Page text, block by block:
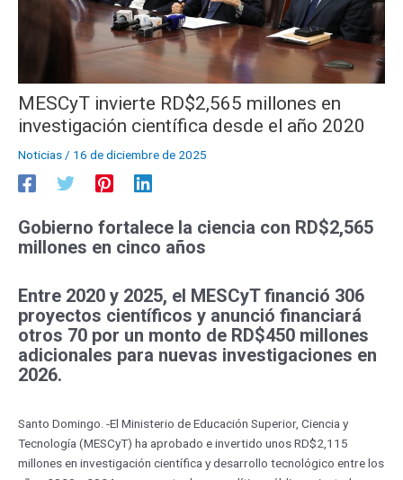
MESCyT invierte RD$2,565 millones en
investigación científica desde el año 2020
Noticias / 16 de diciembre de 2025
Gobierno fortalece la ciencia con RD$2,565
millones en cinco años
Entre 2020 y 2025, el MESCyT financió 306
proyectos científicos y anunció financiará
otros 70 por un monto de RD$450 millones
adicionales para nuevas investigaciones en
2026.
Santo Domingo. -El Ministerio de Educación Superior, Ciencia y
Tecnología (MESCyT) ha aprobado e invertido unos RD$2,115
millones en investigación científica y desarrollo tecnológico entre los